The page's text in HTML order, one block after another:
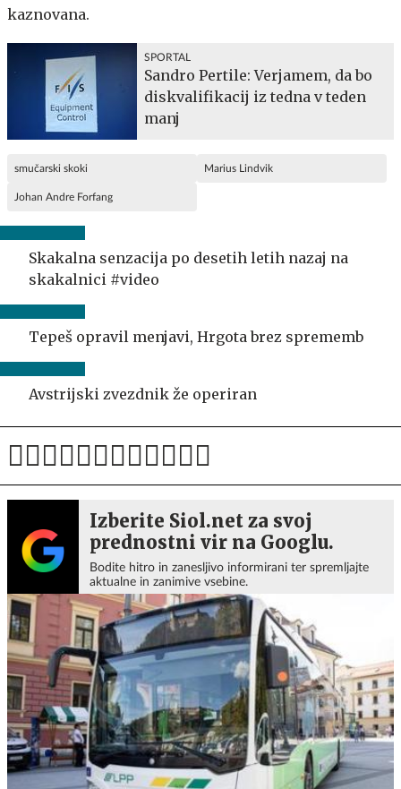
kaznovana.
SPORTAL
Sandro Pertile: Verjamem, da bo
diskvalifikacij iz tedna v teden
manj
smučarski skoki Marius Lindvik
Johan Andre Forfang
Skakalna senzacija po desetih letih nazaj na
skakalnici #video
Tepeš opravil menjavi, Hrgota brez sprememb
Avstrijski zvezdnik že operiran
Izberite Siol.net za svoj
prednostni vir na Googlu.
Bodite hitro in zanesljivo informirani ter spremljajte
aktualne in zanimive vsebine.